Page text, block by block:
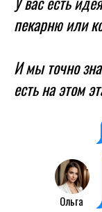
пекарню или
И мы точно
есть на этом
Ольга